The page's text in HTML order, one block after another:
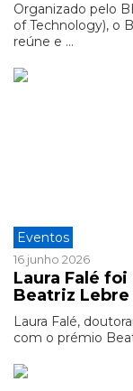
Organizado pelo
of Technology), o
reúne e ...
Eventos
16 junho 2026
Laura Falé
Beatriz
Laura Falé,
com o prémio